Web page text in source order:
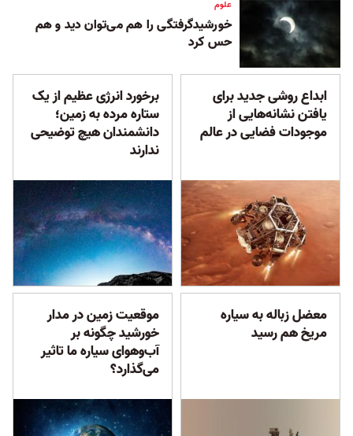
علوم
خورشید‌گرفتگی را هم می‌توان دید و هم
حس کرد
ابداع روشی جدید برای
یافتن نشانه‌هایی از
موجودات فضایی در عالم
برخورد انرژی عظیم از یک
ستاره مرده به زمین؛
دانشمندان هیچ توضیحی
ندارند
معضل زباله به سیاره
مریخ هم رسید
موقعیت زمین در مدار
خورشید چگونه بر
آب‌وهوای سیاره ما تاثیر
می‌گذارد؟